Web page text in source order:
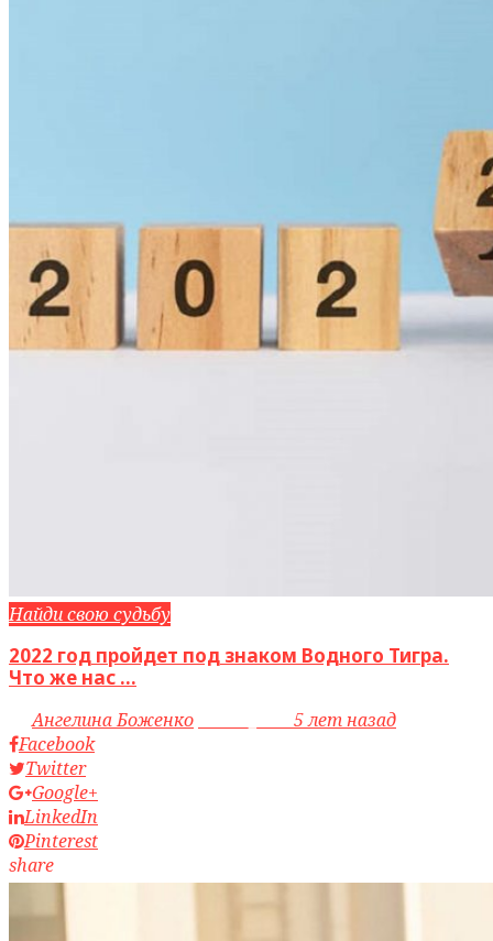
Найди свою судьбу
2022 год пройдет под знаком Водного Тигра.
Что же нас ...
byАнгелина Боженко
5 лет назад
Facebook
Twitter
Google+
LinkedIn
Pinterest
share